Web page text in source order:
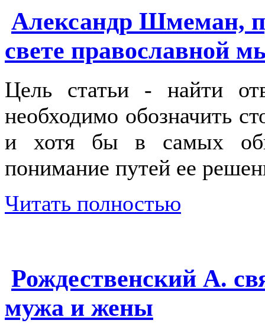
Александр Шмеман,
свете православной
Цель статьи - найти
необходимо обозначить
и хотя бы в самых
понимание путей ее
Читать полностью
Рождественский А.
мужа и жены